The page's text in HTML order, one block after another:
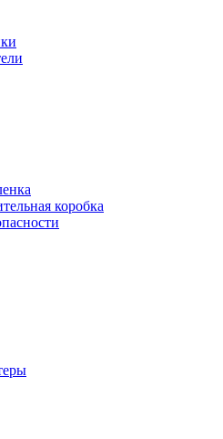
коробка